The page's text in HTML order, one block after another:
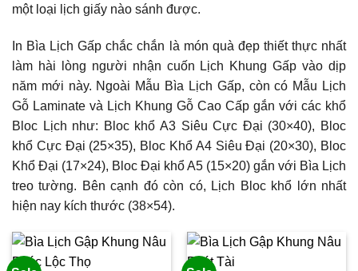
một loại lịch giấy nào sánh được.
In Bìa Lịch Gấp chắc chắn là món quà đẹp thiết thực nhất
làm hài lòng người nhận cuốn Lịch Khung Gấp vào dịp
năm mới này. Ngoài Mẫu Bìa Lịch Gấp, còn có Mẫu Lịch
Gỗ Laminate và Lịch Khung Gỗ Cao Cấp gắn với các khổ
Bloc Lịch như: Bloc khổ A3 Siêu Cực Đại (30×40), Bloc
khổ Cực Đại (25×35), Bloc Khổ A4 Siêu Đại (20×30), Bloc
Khổ Đại (17×24), Bloc Đại khổ A5 (15×20) gắn với Bìa Lịch
treo tường. Bên cạnh đó còn có, Lịch Bloc khổ lớn nhất
hiện nay kích thước (38×54).